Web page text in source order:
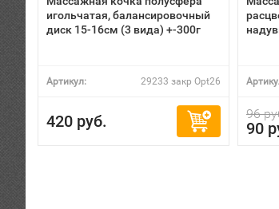
игольчатая, балансировочный
диск 15-16см (3 вида) +-300г
Артикул: 29233 закр Opt26
420 руб. 96
90